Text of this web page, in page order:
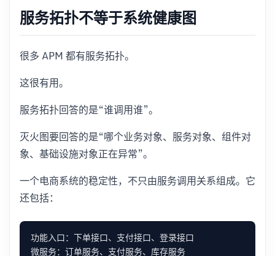
服务拓扑不等于系统健康图
很多 APM 都有服务拓扑。
这很有用。
服务拓扑回答的是“谁调用谁”。
灭火图要回答的是“哪个业务对象、服务对象、组件对
象、基础设施对象正在异常”。
一个电商系统的稳定性，不只由服务调用关系组成。它
还包括：